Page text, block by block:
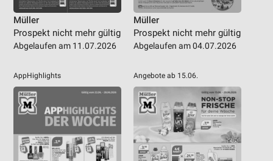
Müller
Prospekt nicht mehr gültig
Abgelaufen am 11.07.2026
Müller
Prospekt nicht mehr gültig
Abgelaufen am 04.07.2026
AppHighlights Angebote ab 15.06.